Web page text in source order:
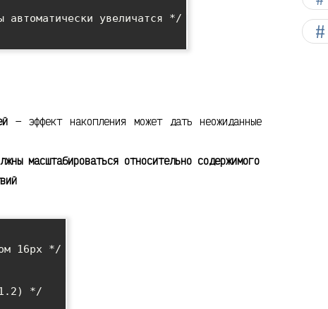
— эффект накопления может дать неожиданные
масштабироваться относительно содержимого